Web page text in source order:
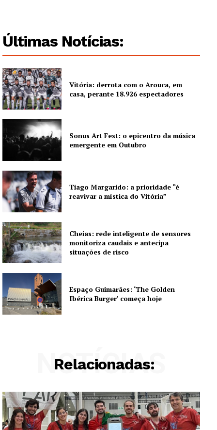
Últimas Notícias:
Vitória: derrota com o Arouca, em
casa, perante 18.926 espectadores
Sonus Art Fest: o epicentro da música
emergente em Outubro
Tiago Margarido: a prioridade “é
reavivar a mística do Vitória”
Cheias: rede inteligente de sensores
monitoriza caudais e antecipa
situações de risco
Espaço Guimarães: ‘The Golden
Ibérica Burger’ começa hoje
Relacionadas:
NOTÍCIAS